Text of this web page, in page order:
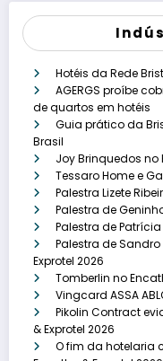
Hotéis da Rede
AGERGS proíbe
de quartos em hotéis
Guia prático da
Brasil
Joy Brinquedos no
Tessaro Home e
Palestra Lizete
Palestra de
Palestra de
Palestra de
Exprotel 2026
Tomberlin no
Vingcard ASSA
Pikolin Contract
& Exprotel 2026
O fim da hotelaria